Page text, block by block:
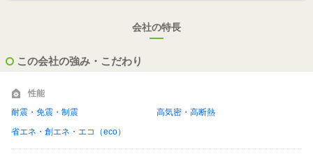
会社の特長
この会社の強み・こだわり
性能
耐震・免震・制震
高気密・高断熱
省エネ・創エネ・エコ（eco）